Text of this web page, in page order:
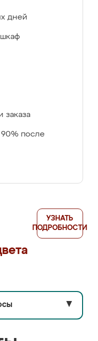
дней
шкаф
заказа
после
УЗНАТЬ
ПОДРОБНОСТИ
▼